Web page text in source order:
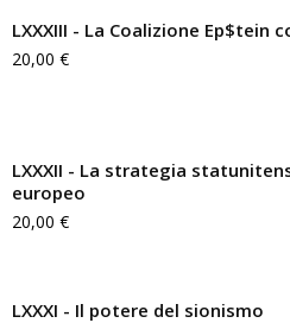
LXXXIII - La Coalizione Ep$tein
20,00 €
LXXXII - La strategia
europeo
20,00 €
LXXXI - Il potere del sionismo